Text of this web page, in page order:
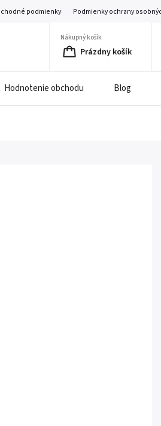
podmienky Podmienky ochrany
Nákupný košík
Prázdny košík
Hodnotenie obchodu Blog